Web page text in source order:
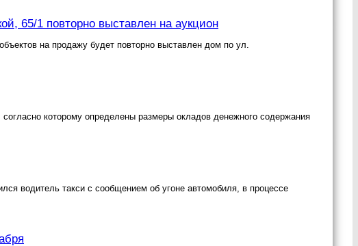
65/1 повторно выставлен на аукцион
на продажу будет повторно выставлен дом по ул.
которому определены размеры окладов денежного содержания
водитель такси с сообщением об угоне автомобиля, в процессе